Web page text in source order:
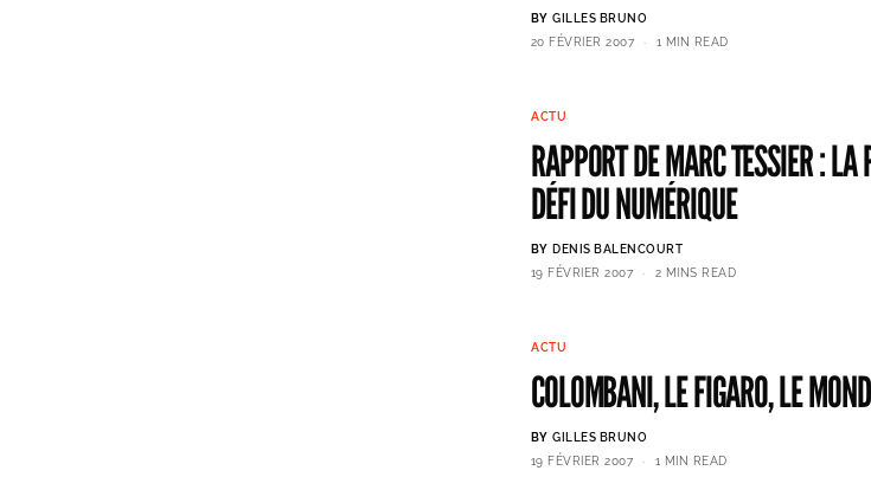
BY GILLES BRUNO
20 FÉVRIER 2007
1 MIN READ
ACTU
RAPPORT DE MARC TESSIER : LA
DÉFI DU NUMÉRIQUE
BY DENIS BALENCOURT
19 FÉVRIER 2007
2 MINS READ
ACTU
COLOMBANI, LE FIGARO, LE
BY GILLES BRUNO
19 FÉVRIER 2007
1 MIN READ